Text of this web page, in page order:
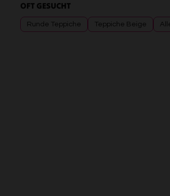
OFT GESUCHT
Runde Teppiche Teppiche Beige